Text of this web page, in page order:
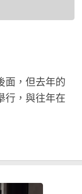
面，但去年的
行，與往年在